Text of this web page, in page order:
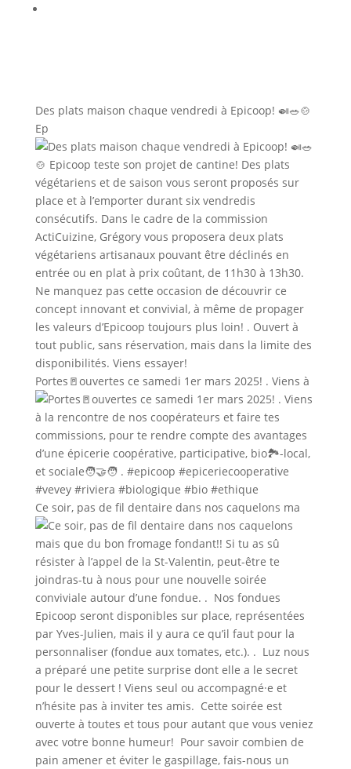
Des plats maison chaque vendredi à Epicoop! 🍛🥗🍲
Ep
Portes🚪ouvertes ce samedi 1er mars 2025! . Viens à
Ce soir, pas de fil dentaire dans nos caquelons ma